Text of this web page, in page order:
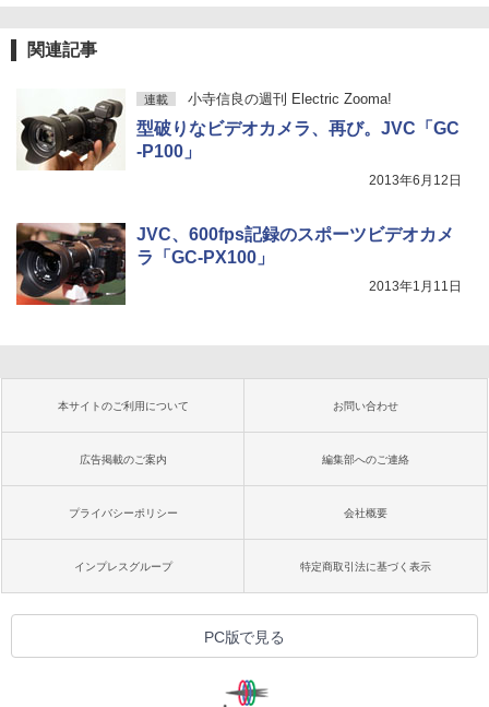
関連記事
連載 小寺信良の週刊 Electric Zooma!
型破りなビデオカメラ、再び。JVC「GC
-P100」
2013年6月12日
JVC、600fps記録のスポーツビデオカメ
ラ「GC-PX100」
2013年1月11日
本サイトのご利用について お問い合わせ
広告掲載のご案内 編集部へのご連絡
プライバシーポリシー 会社概要
インプレスグループ 特定商取引法に基づく表示
PC版で見る